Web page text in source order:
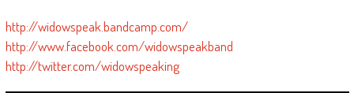
http://widowspeak.bandcamp.com/
http://www.facebook.com/widowspeakband
http://twitter.com/widowspeaking